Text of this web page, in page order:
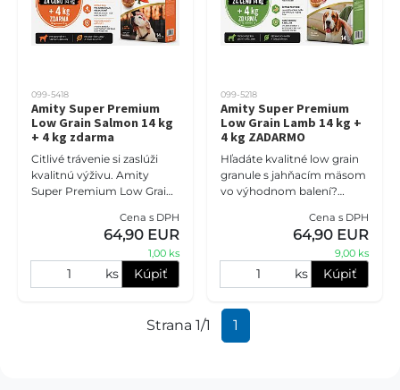
099-5418
Amity Super Premium
Low Grain Salmon 14 kg
+ 4 kg zdarma
Citlivé trávenie si zaslúži
kvalitnú výživu. Amity
Super Premium Low Grain
krmivo s lososom, hnedou
ryžou a zníženým obsahom
Cena s DPH
64,90 EUR
1,00 ks
ks Kúpiť
099-5218
Amity Super Premium
Low Grain Lamb 14 kg +
4 kg ZADARMO
Hľadáte kvalitné low grain
granule s jahňacím mäsom
vo výhodnom balení?
Grain Lamb je kompletné
krmivo pre dospelé psy s
Cena s DPH
64,90 EUR
9,00 ks
ks Kúpiť
Strana 1/1 1